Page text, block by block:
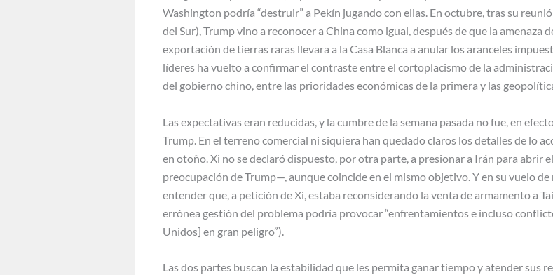
Washington podría “destruir” a Pekín jugando con ellas. En octubre, tras su
del Sur), Trump vino a reconocer a China como igual, después de que la amenaza
exportación de tierras raras llevara a la Casa Blanca a anular los aranceles
líderes ha vuelto a confirmar el contraste entre el cortoplacismo de la
del gobierno chino, entre las prioridades económicas de la primera y las
Las expectativas eran reducidas, y la cumbre de la semana pasada no fue, en
Trump. En el terreno comercial ni siquiera han quedado claros los detalles de lo
en otoño. Xi no se declaró dispuesto, por otra parte, a presionar a Irán para abrir
preocupación de Trump—, aunque coincide en el mismo objetivo. Y en su vuelo
entender que, a petición de Xi, estaba reconsiderando la venta de armamento a
errónea gestión del problema podría provocar “enfrentamientos e incluso
Unidos] en gran peligro”).
Las dos partes buscan la estabilidad que les permita ganar tiempo y atender sus